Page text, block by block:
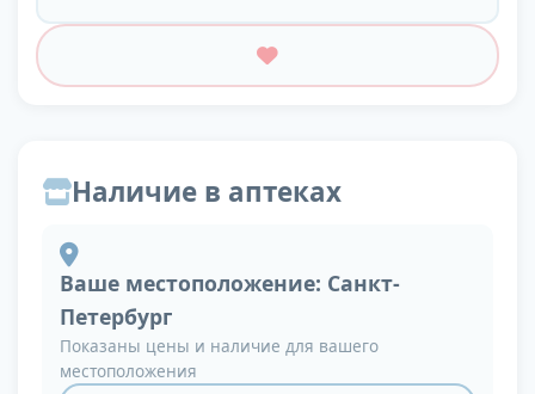
Наличие в аптеках
Ваше местоположение: Санкт-
Петербург
Показаны цены и наличие для вашего
местоположения